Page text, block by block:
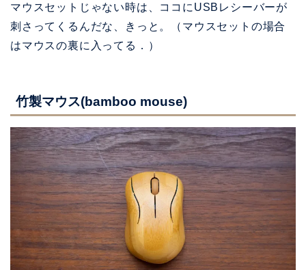
マウスセットじゃない時は、ココにUSBレシーバーが
刺さってくるんだな、きっと。（マウスセットの場合
はマウスの裏に入ってる．）
竹製マウス(bamboo mouse)